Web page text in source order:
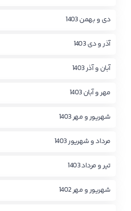
دی و بهمن 1403
آذر و دی 1403
آبان و آذر 1403
مهر و آبان 1403
شهریور و مهر 1403
مرداد و شهریور 1403
تیر و مرداد 1403
شهریور و مهر 1402